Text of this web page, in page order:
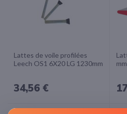
Lattes de voile profilées
Leech OS1 6X20 LG 1230mm
34,56 €